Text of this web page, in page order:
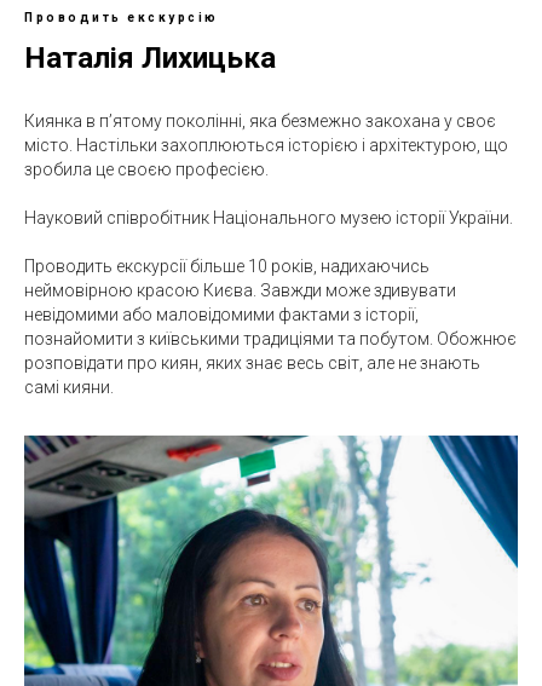
Проводить екскурсію
Наталія Лихицька
Киянка в п’ятому поколінні, яка безмежно закохана у своє
місто. Настільки захоплюються історією і архітектурою, що
зробила це своєю професією.
Науковий співробітник Національного музею історії України.
Проводить екскурсії більше 10 років, надихаючись
неймовірною красою Києва. Завжди може здивувати
невідомими або маловідомими фактами з історії,
познайомити з київськими традиціями та побутом. Обожнює
розповідати про киян, яких знає весь світ, але не знають
самі кияни.